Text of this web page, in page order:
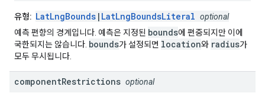
유형: LatLngBounds | LatLngBoundsLiteral optional
예측 편향의 경계입니다. 예측은 지정된 bounds에 편중되지만 이에
국한되지는 않습니다. bounds가 설정되면 location와 radius가
모두 무시됩니다.
componentRestrictions optional